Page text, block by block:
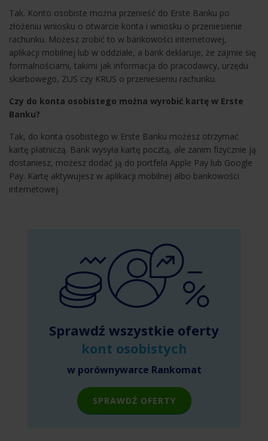
Tak. Konto osobiste można przenieść do Erste Banku po
złożeniu wniosku o otwarcie konta i wniosku o przeniesienie
rachunku. Możesz zrobić to w bankowości internetowej,
aplikacji mobilnej lub w oddziale, a bank deklaruje, że zajmie się
formalnościami, takimi jak informacja do pracodawcy, urzędu
skarbowego, ZUS czy KRUS o przeniesieniu rachunku.
Czy do konta osobistego można wyrobić kartę w Erste
Banku?
Tak, do konta osobistego w Erste Banku możesz otrzymać
kartę płatniczą. Bank wysyła kartę pocztą, ale zanim fizycznie ją
dostaniesz, możesz dodać ją do portfela Apple Pay lub Google
Pay. Kartę aktywujesz w aplikacji mobilnej albo bankowości
internetowej.
Sprawdź wszystkie oferty
kont osobistych
w porównywarce Rankomat
SPRAWDŹ OFERTY